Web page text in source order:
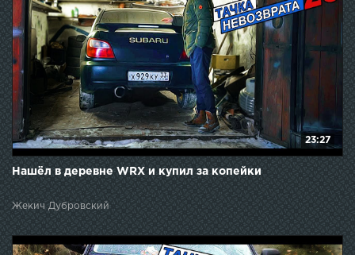
23:27
Нашёл в деревне WRX и купил за копейки
Жекич Дубровский